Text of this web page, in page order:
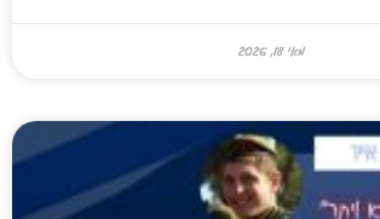
מאי 18, 2026